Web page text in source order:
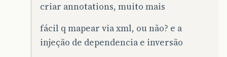
criar annotations, muito mais
fácil q mapear via xml, ou não? e a
injeção de dependencia e inversão